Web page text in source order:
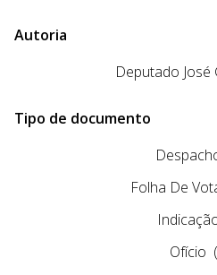
Autoria
Deputado José
Tipo de documento
Folha De
Ofício